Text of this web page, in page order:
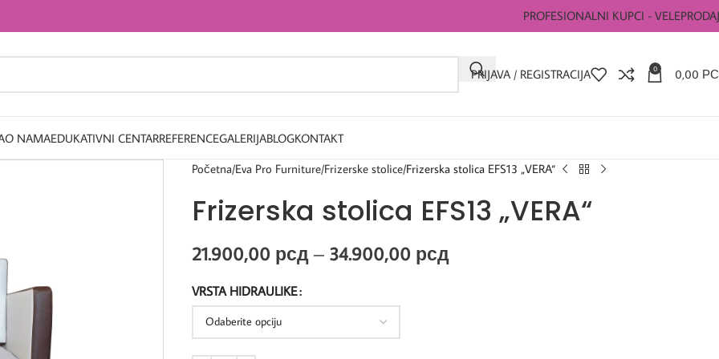
PROFESIONALNI KUPCI -
PRIJAVA / REGISTRACIJA 0 0,00
O NAMAEDUKATIVNI CENTARREFERENCEGALERIJABLOGKONTAKT
Početna Eva Pro Furniture Frizerske stolice Frizerska stolica EFS13 „VERA“
Frizerska stolica EFS13 „VERA“
21.900,00 рсд – 34.900,00 рсд
VRSTA HIDRAULIKE